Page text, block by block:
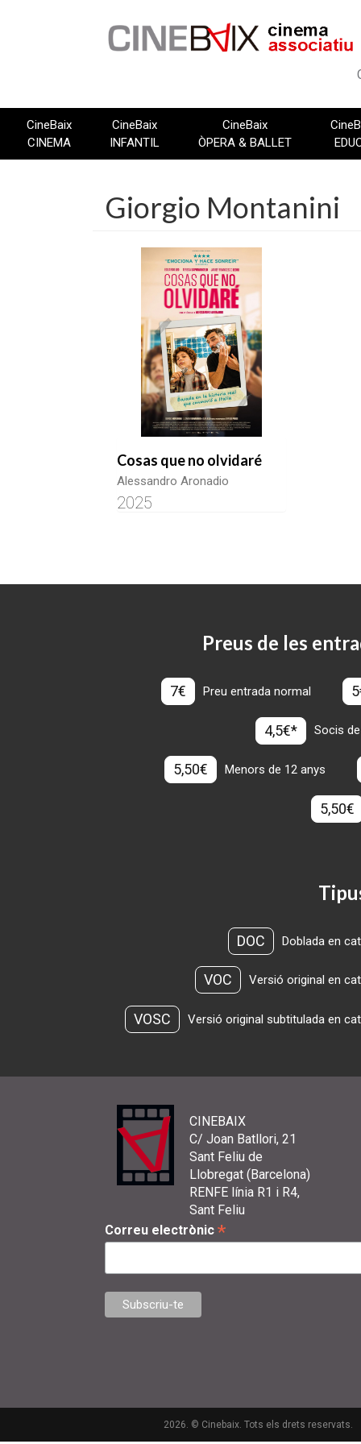
CineBaix
CINEMA
CineBaix
INFANTIL
CineBaix
ÒPERA & BALLET
Giorgio Montanini
Cosas que no olvidaré
Alessandro Aronadio
2025
Preus de les
7€ Preu entrada normal
4,5€* Socis
5,50€ Menors de 12 anys
5,50€
DOC Doblada en
VOC Versió original en
VOSC Versió original subtitulada en
CINEBAIX
C/ Joan Batllori, 21
Sant Feliu de
Llobregat (Barcelona)
RENFE línia R1 i R4,
Sant Feliu
Correu electrònic *
2026. © Cinebaix. Tots els drets reservats.